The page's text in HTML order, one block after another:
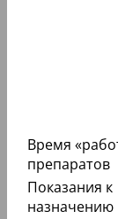
Время
препаратов
Показания к
назначению